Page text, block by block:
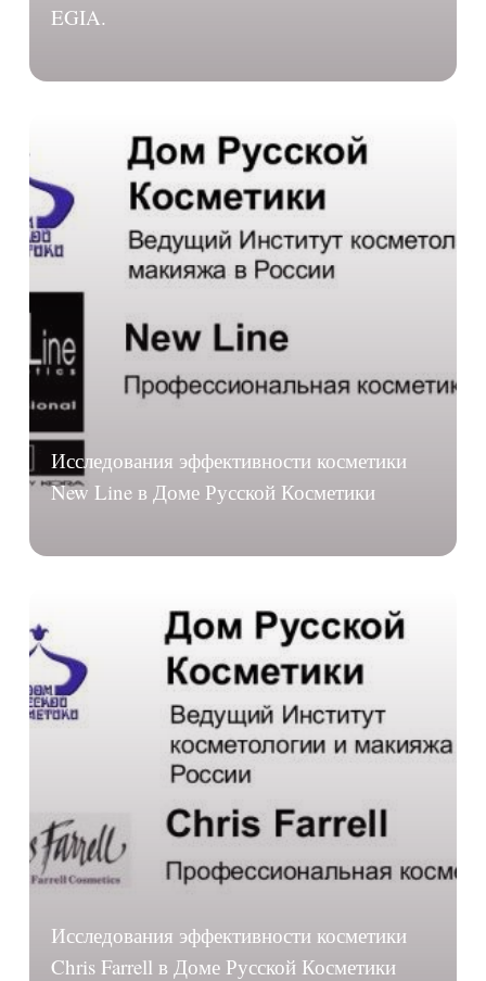
EGIA.
Исследования эффективности косметики
New Line в Доме Русской Косметики
Исследования эффективности косметики
Chris Farrell в Доме Русской Косметики